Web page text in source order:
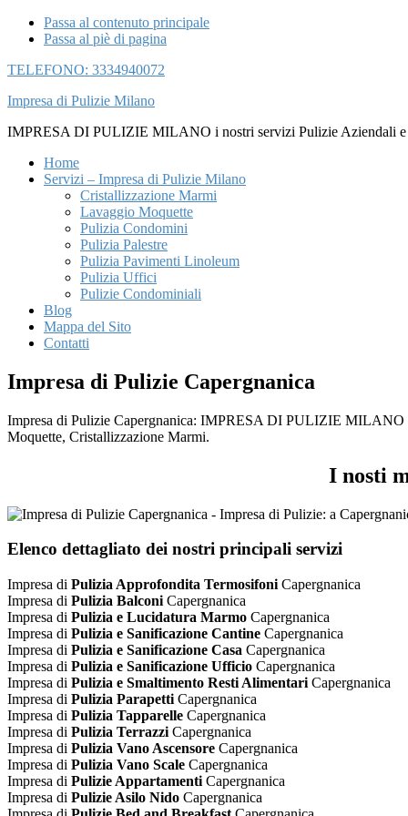
Passa al contenuto principale
Passa al piè di pagina
TELEFONO: 3334940072
Impresa di Pulizie Milano
IMPRESA DI PULIZIE MILANO i nostri servizi Pulizie Aziendali e
Home
Servizi – Impresa di Pulizie Milano
Cristallizzazione Marmi
Lavaggio Moquette
Pulizia Condomini
Pulizia Palestre
Pulizia Pavimenti Linoleum
Pulizia Uffici
Pulizie Condominiali
Blog
Mappa del Sito
Contatti
Impresa di Pulizie Capergnanica
Impresa di Pulizie Capergnanica: IMPRESA DI PULIZIE MILANO
Moquette, Cristallizzazione Marmi.
I nosti
Elenco dettagliato dei nostri principali servizi
Impresa di Pulizia Approfondita Termosifoni Capergnanica
Impresa di Pulizia Balconi Capergnanica
Impresa di Pulizia e Lucidatura Marmo Capergnanica
Impresa di Pulizia e Sanificazione Cantine Capergnanica
Impresa di Pulizia e Sanificazione Casa Capergnanica
Impresa di Pulizia e Sanificazione Ufficio Capergnanica
Impresa di Pulizia e Smaltimento Resti Alimentari Capergnanica
Impresa di Pulizia Parapetti Capergnanica
Impresa di Pulizia Tapparelle Capergnanica
Impresa di Pulizia Terrazzi Capergnanica
Impresa di Pulizia Vano Ascensore Capergnanica
Impresa di Pulizia Vano Scale Capergnanica
Impresa di Pulizie Appartamenti Capergnanica
Impresa di Pulizie Asilo Nido Capergnanica